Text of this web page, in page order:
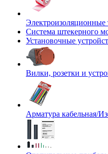
Система штекерного
Установочные
Вилки, розетки и
Арматура кабельная/